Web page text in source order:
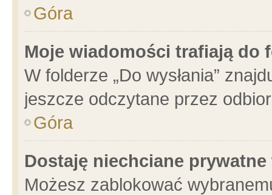
Góra
Moje wiadomości trafiają do
W folderze „Do wysłania”
jeszcze odczytane przez
Góra
Dostaję niechciane
Możesz zablokować